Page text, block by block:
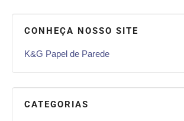
CONHEÇA NOSSO SITE
K&G Papel de Parede
CATEGORIAS